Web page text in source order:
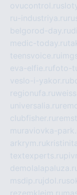
ovucontrol.ru
ru-industriya.ru
belgorod-day.ru
medic-today.ru
teensvoice.ru
eva-elfie.rufoto-
veslo-i-yakor.ru
regionufa.ru
universalia.ru
clubfisher.ru
muraviovka-
arkrym.ru
textexperts.ru
msdip.ru jdol.ru
rezemkleim.ru